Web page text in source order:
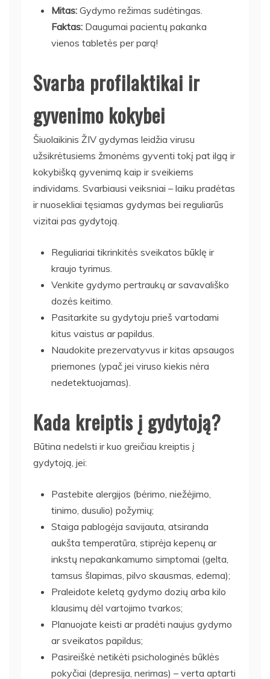
Mitas: Gydymo režimas sudėtingas.
Faktas: Daugumai pacientų pakanka
vienos tabletės per parą!
Svarba profilaktikai ir
gyvenimo kokybei
Šiuolaikinis ŽIV gydymas leidžia virusu
užsikrėtusiems žmonėms gyventi tokį pat ilgą ir
kokybišką gyvenimą kaip ir sveikiems
individams. Svarbiausi veiksniai – laiku pradėtas
ir nuosekliai tęsiamas gydymas bei reguliarūs
vizitai pas gydytoją.
Reguliariai tikrinkitės sveikatos būklę ir
kraujo tyrimus.
Venkite gydymo pertraukų ar savavališko
dozės keitimo.
Pasitarkite su gydytoju prieš vartodami
kitus vaistus ar papildus.
Naudokite prezervatyvus ir kitas apsaugos
priemones (ypač jei viruso kiekis nėra
nedetektuojamas).
Kada kreiptis į gydytoją?
Būtina nedelsti ir kuo greičiau kreiptis į
gydytoją, jei:
Pastebite alergijos (bėrimo, niežėjimo,
tinimo, dusulio) požymių;
Staiga pablogėja savijauta, atsiranda
aukšta temperatūra, stiprėja kepenų ar
inkstų nepakankamumo simptomai (gelta,
tamsus šlapimas, pilvo skausmas, edema);
Praleidote keletą gydymo dozių arba kilo
klausimų dėl vartojimo tvarkos;
Planuojate keisti ar pradėti naujus gydymo
ar sveikatos papildus;
Pasireiškė netikėti psichologinės būklės
pokyčiai (depresija, nerimas) – verta aptarti